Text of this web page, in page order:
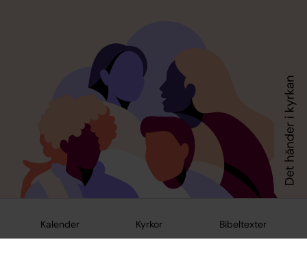
Kalender Kyrkor Bibeltexter